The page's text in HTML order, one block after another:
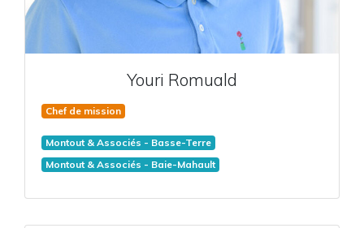
Youri Romuald
Chef de mission
Montout & Associés - Basse-Terre
Montout & Associés - Baie-Mahault